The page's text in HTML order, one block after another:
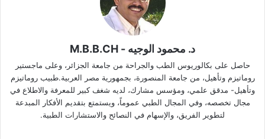
د. محمود الوجيه - M.B.B.CH
حاصل على بكالوريوس الطب والجراحة من جامعة الجزائر، وعلى ماجستير
روماتيزم وتأهيل، من جامعة المنصورة، بجمهورية مصر العربية.طبيب روماتيزم
وتأهيل- مدقق علمي، ومؤسس مشارك، لديه شغف كبير للمعرفة والاطلاع في
مجال تخصصه، وفي المجال الطبي عموماً، ويستمتع بتقديم الأفكار المبدعة
لتطوير الفريق، والإسهام في النصائح والاستشارات الطبية.